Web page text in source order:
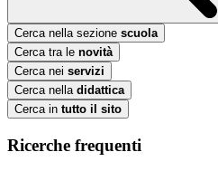
Cerca nella sezione scuola
Cerca tra le novità
Cerca nei servizi
Cerca nella didattica
Cerca in tutto il sito
Ricerche frequenti